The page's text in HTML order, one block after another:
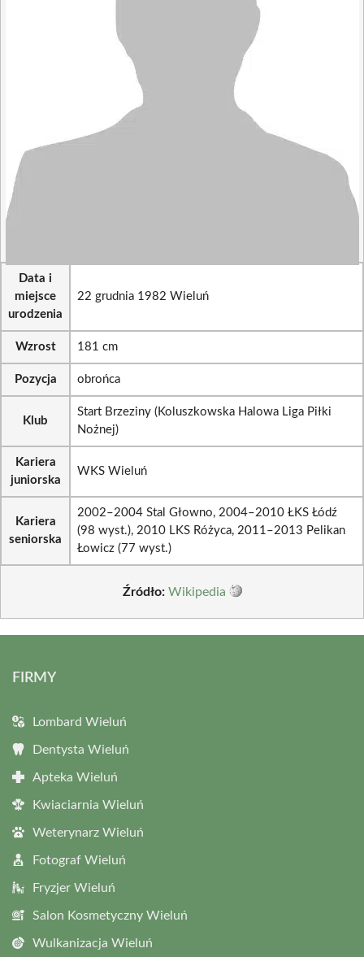
Data i
miejsce
urodzenia
22 grudnia 1982 Wieluń
Wzrost 181 cm
Pozycja obrońca
Klub
Start Brzeziny (Koluszkowska Halowa Liga Piłki
Nożnej)
Kariera
juniorska
WKS Wieluń
Kariera
seniorska
2002–2004 Stal Głowno, 2004–2010 ŁKS Łódź
(98 wyst.), 2010 LKS Różyca, 2011–2013 Pelikan
Łowicz (77 wyst.)
Źródło: Wikipedia
FIRMY
Lombard Wieluń
Dentysta Wieluń
Apteka Wieluń
Kwiaciarnia Wieluń
Weterynarz Wieluń
Fotograf Wieluń
Fryzjer Wieluń
Salon Kosmetyczny Wieluń
Wulkanizacja Wieluń